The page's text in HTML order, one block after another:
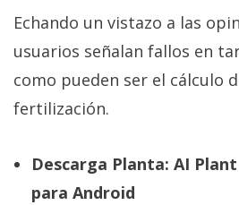
Echando un vistazo a las
usuarios señalan fallos en
como pueden ser el cálculo
fertilización.
Descarga Planta: AI
para Android